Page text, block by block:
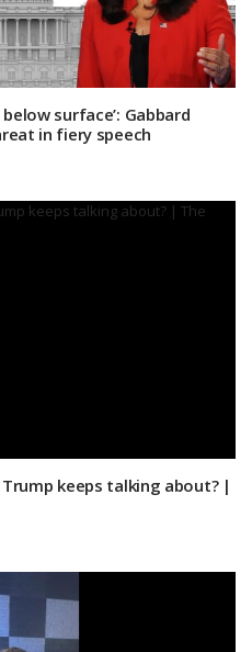
surface’: Gabbard
in fiery speech
keeps talking about? |